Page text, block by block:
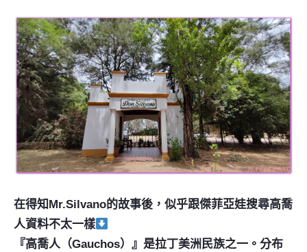
人
對
象。
★
在得知Mr.Silvano的故事後，似乎跟傑菲亞娃搜尋高喬
人資料不太一樣
『高喬人（Gauchos）』是拉丁美洲民族之一。分布